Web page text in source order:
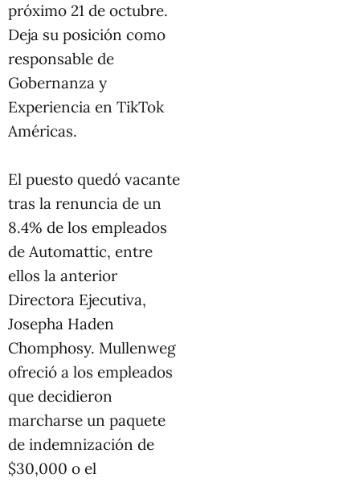
próximo 21 de octubre.
Deja su posición como
responsable de
Gobernanza y
Experiencia en TikTok
Américas.
El puesto quedó vacante
tras la renuncia de un
8.4% de los empleados
de Automattic, entre
ellos la anterior
Directora Ejecutiva,
Josepha Haden
Chomphosy. Mullenweg
ofreció a los empleados
que decidieron
marcharse un paquete
de indemnización de
$30,000 o el